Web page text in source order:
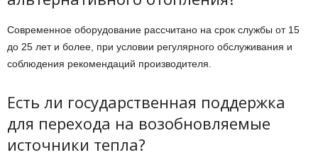
Современное оборудование рассчитано на срок службы от 15
до 25 лет и более, при условии регулярного обслуживания и
соблюдения рекомендаций производителя.
Есть ли государственная поддержка
для перехода на возобновляемые
источники тепла?